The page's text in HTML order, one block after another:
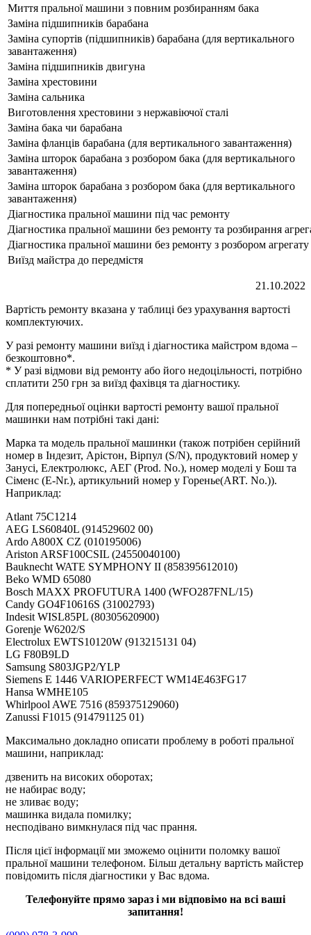
Миття пральної машини з повним розбиранням бака
Заміна підшипників барабана
Заміна супортів (підшипників) барабана (для вертикального
завантаження)
Заміна підшипників двигуна
Заміна хрестовини
Заміна сальника
Виготовлення хрестовини з нержавіючої сталі
Заміна бака чи барабана
Заміна фланців барабана (для вертикального завантаження)
Заміна шторок барабана з розбором бака (для вертикального
завантаження)
Заміна шторок барабана з розбором бака (для вертикального
завантаження)
Діагностика пральної машини під час ремонту
Діагностика пральної машини без ремонту та розбирання
Діагностика пральної машини без ремонту з розбором агрегату
Виїзд майстра до передмістя
21.10.2022
Вартість ремонту вказана у таблиці без урахування вартості
комплектуючих.
У разі ремонту машини виїзд і діагностика майстром вдома –
безкоштовно*.
* У разі відмови від ремонту або його недоцільності, потрібно
сплатити 250 грн за виїзд фахівця та діагностику.
Для попередньої оцінки вартості ремонту вашої пральної
машинки нам потрібні такі дані:
Марка та модель пральної машинки (також потрібен серійний
номер в Індезит, Арістон, Вірпул (S/N), продуктовий номер у
Занусі, Електролюкс, АЕГ (Prod. No.), номер моделі у Бош та
Сіменс (E-Nr.), артикульний номер у Горенье(ART. No.)).
Наприклад:
Atlant 75С1214
AEG LS60840L (914529602 00)
Ardo A800X CZ (010195006)
Ariston ARSF100CSIL (24550040100)
Bauknecht WATE SYMPHONY II (858395612010)
Beko WMD 65080
Bosch MAXX PROFUTURA 1400 (WFO287FNL/15)
Candy GO4F10616S (31002793)
Indesit WISL85PL (80305620900)
Gorenje W6202/S
Electrolux EWTS10120W (913215131 04)
LG F80B9LD
Samsung S803JGP2/YLP
Siemens E 1446 VARIOPERFECT WM14E463FG17
Hansa WMHE105
Whirlpool AWE 7516 (859375129060)
Zanussi F1015 (914791125 01)
Максимально докладно описати проблему в роботі пральної
машини, наприклад:
дзвенить на високих оборотах;
не набирає воду;
не зливає воду;
машинка видала помилку;
несподівано вимкнулася під час прання.
Після цієї інформації ми зможемо оцінити поломку вашої
пральної машини телефоном. Більш детальну вартість майстер
повідомить після діагностики у Вас вдома.
Телефонуйте прямо зараз і ми відповімо на всі ваші
запитання!